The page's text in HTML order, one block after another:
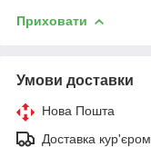
Приховати
Умови доставки
Нова Пошта
Доставка кур'єром